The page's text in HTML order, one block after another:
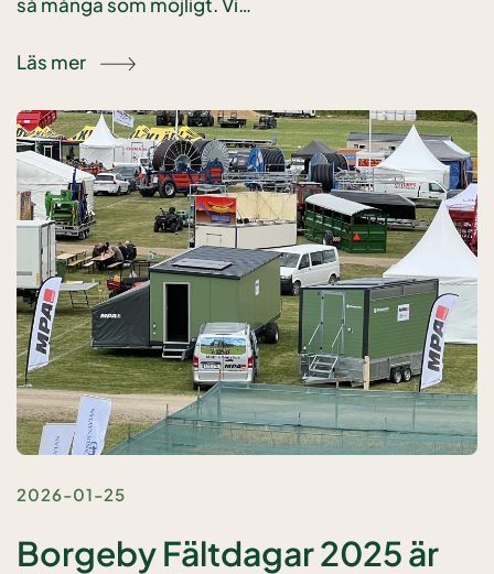
Läs mer
2026-01-25
Borgeby Fältdagar 2025 är